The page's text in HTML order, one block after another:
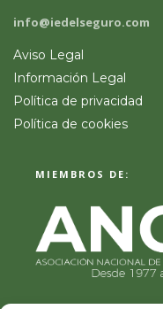
info@iedelseguro.com
Aviso Legal
Información Legal
Política de privacidad
Política de cookies
MIEMBROS DE: